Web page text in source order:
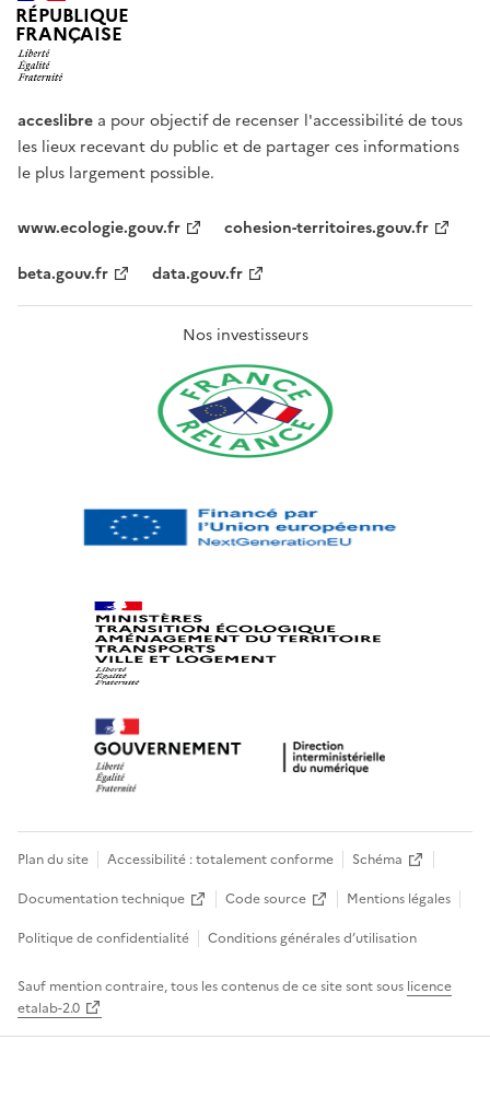
RÉPUBLIQUE
FRANÇAISE
acceslibre a pour objectif de recenser l'accessibilité de tous
les lieux recevant du public et de partager ces informations
le plus largement possible.
www.ecologie.gouv.fr
cohesion-territoires.gouv.fr
beta.gouv.fr
data.gouv.fr
Nos investisseurs
Plan du site Accessibilité : totalement conforme
Schéma
Documentation technique
Code source
Mentions légales
Politique de confidentialité
Conditions générales d’utilisation
Sauf mention contraire, tous les contenus de ce site sont sous licence
etalab-2.0